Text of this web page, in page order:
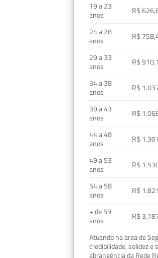
19 a 23
anos
R$
24 a 28
anos
R$
29 a 33
anos
R$
34 a 38
anos
R$
39 a 43
anos
R$
44 a 48
anos
R$
49 a 53
anos
R$
54 a 58
anos
R$
+ de 59
anos
R$
Atuando na área de
credibilidade, solidez
abrangência da Rede